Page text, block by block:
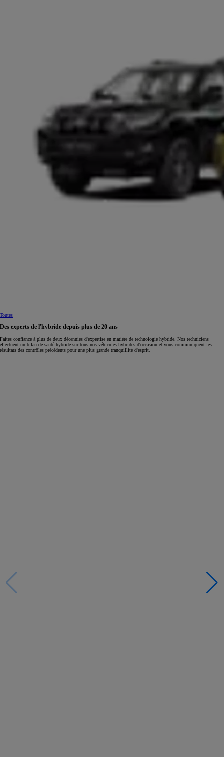
Toutes
Des experts de l'hybride depuis plus de 20 ans
Faites confiance à plus de deux décennies d'expertise en matière de technologie hybride. Nos techniciens
effectuent un bilan de santé hybride sur tous nos véhicules hybrides d'occasion et vous communiquent les
résultats des contrôles précédents pour une plus grande tranquillité d'esprit.